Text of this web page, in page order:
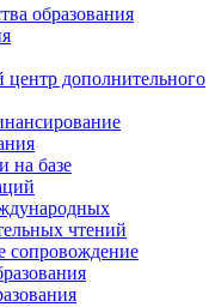
образования
дополнительного
на базе
чтений
сопровождение